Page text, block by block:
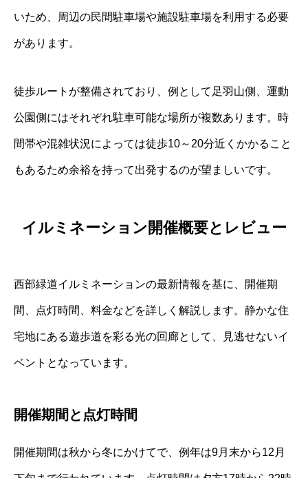
いため、周辺の民間駐車場や施設駐車場を利用する必要
があります。
徒歩ルートが整備されており、例として足羽山側、運動
公園側にはそれぞれ駐車可能な場所が複数あります。時
間帯や混雑状況によっては徒歩10～20分近くかかること
もあるため余裕を持って出発するのが望ましいです。
イルミネーション開催概要とレビュー
西部緑道イルミネーションの最新情報を基に、開催期
間、点灯時間、料金などを詳しく解説します。静かな住
宅地にある遊歩道を彩る光の回廊として、見逃せないイ
ベントとなっています。
開催期間と点灯時間
開催期間は秋から冬にかけてで、例年は9月末から12月